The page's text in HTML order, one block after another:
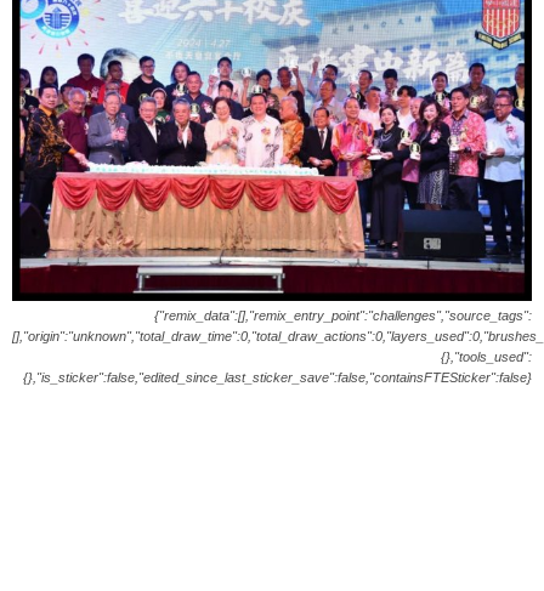
{"remix_data":[],"remix_entry_point":"challenges","source_tags":
{},"tools_used":
{},"is_sticker":false,"edited_since_last_sticker_save":false,"containsFTESticker":false}